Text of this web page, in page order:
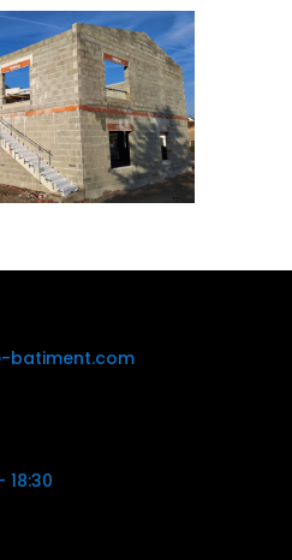
batiment.com
18:30